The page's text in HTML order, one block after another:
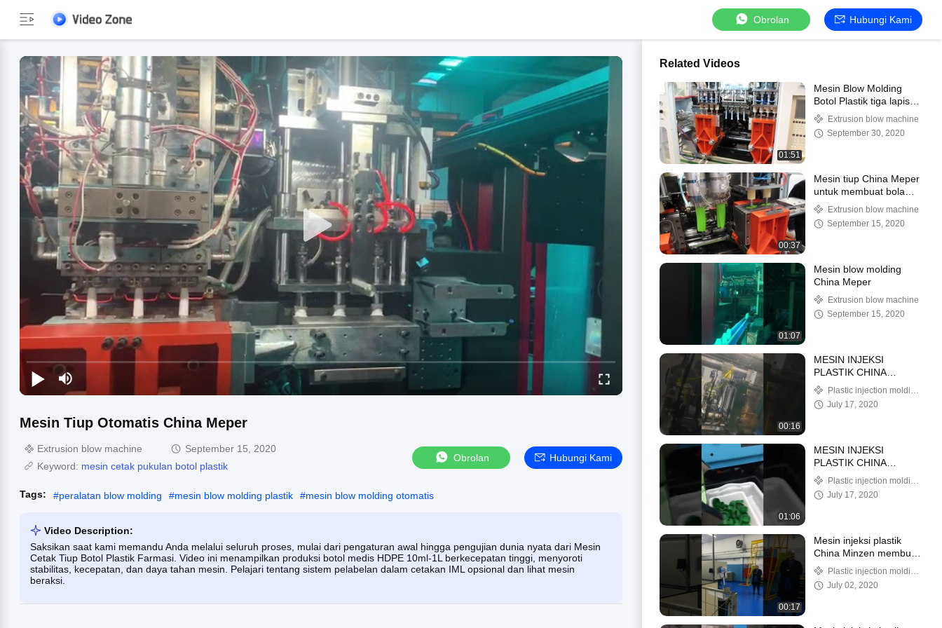
Obrolan Hubungi Kami
Mesin Tiup Otomatis China Meper
Extrusion blow machine
September 15, 2020
Keyword: mesin cetak pukulan botol plastik
Obrolan Hubungi Kami
Tags: #peralatan blow molding #mesin blow molding plastik #mesin blow molding otomatis
Video Description:
Saksikan saat kami memandu Anda melalui seluruh proses, mulai dari pengaturan awal hingga pengujian dunia nyata dari Mesin
Cetak Tiup Botol Plastik Farmasi. Video ini menampilkan produksi botol medis HDPE 10ml-1L berkecepatan tinggi, menyoroti
stabilitas, kecepatan, dan daya tahan mesin. Pelajari tentang sistem pelabelan dalam cetakan IML opsional dan lihat mesin
beraksi.
Related Videos
01:51
Mesin Blow Molding
Botol Plastik tiga lapis
untuk botol kosmetik
Extrusion blow machine
September 30, 2020
00:37
Mesin tiup China Meper
untuk membuat bola
plastikExtrusion blow machine
September 15, 2020
01:07
Mesin blow molding
China Meper
Extrusion blow machine
September 15, 2020
00:16
MESIN INJEKSI
PLASTIK CHINA
MINZEN UNTUK
MEMBUAT COVER HP
Plastic injection molding
machine
July 17, 2020
01:06
MESIN INJEKSI
PLASTIK CHINA
MINZEN DENGAN
ROBOT
Plastic injection molding
machine
July 17, 2020
00:17
Mesin injeksi plastik
China Minzen membuat
produk medis
Plastic injection molding
machine
July 02, 2020